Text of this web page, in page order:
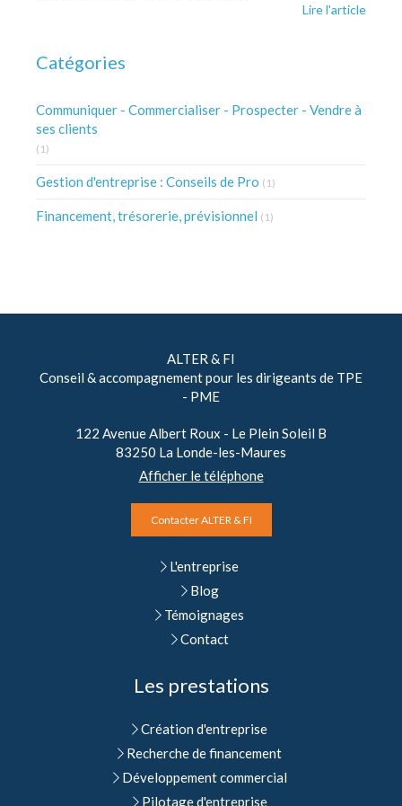
Lire l'article
Catégories
Communiquer - Commercialiser - Prospecter - Vendre à
ses clients
(1)
Gestion d'entreprise : Conseils de Pro (1)
Financement, trésorerie, prévisionnel (1)
ALTER & FI
Conseil & accompagnement pour les dirigeants de TPE
- PME
122 Avenue Albert Roux - Le Plein Soleil B
83250 La Londe-les-Maures
Afficher le téléphone
Contacter ALTER & FI
L'entreprise
Blog
Témoignages
Contact
Les prestations
Création d'entreprise
Recherche de financement
Développement commercial
Pilotage d'entreprise